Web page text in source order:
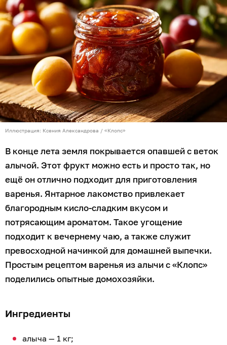
Иллюстрация: Ксения Александрова / «Клопс»
В конце лета земля покрывается опавшей с веток
алычой. Этот фрукт можно есть и просто так, но
ещё он отлично подходит для приготовления
варенья. Янтарное лакомство привлекает
благородным кисло-сладким вкусом и
потрясающим ароматом. Такое угощение
подходит к вечернему чаю, а также служит
превосходной начинкой для домашней выпечки.
Простым рецептом варенья из алычи с «Клопс»
поделились опытные домохозяйки.
Ингредиенты
алыча — 1 кг;